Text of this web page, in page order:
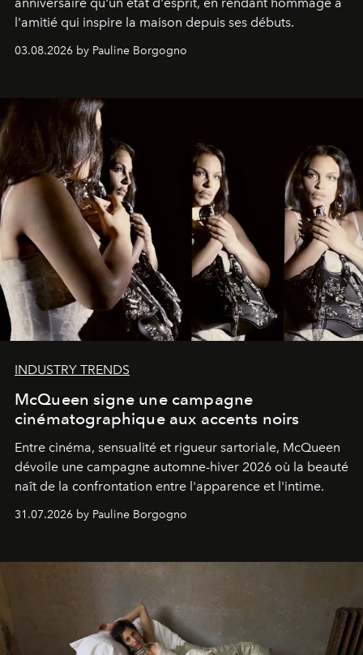
l'amitié qui inspire la maison depuis ses débuts.
03.08.2026 by Pauline Borgogno
INDUSTRY TRENDS
McQueen signe une campagne
cinématographique aux accents noirs
Entre cinéma, sensualité et rigueur sartoriale, McQueen
dévoile une campagne automne-hiver 2026 où la beauté
naît de la confrontation entre l'apparence et l'intime.
31.07.2026 by Pauline Borgogno